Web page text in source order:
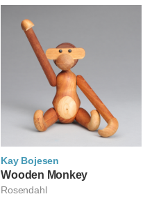
Kay Bojesen
카이 보예센
Wooden Monkey
Rosendahl